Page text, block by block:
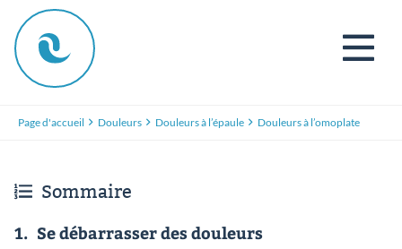
Page d'accueil Douleurs Douleurs à l’épaule Douleurs à l’omoplate
Sommaire
1. Se débarrasser des douleurs